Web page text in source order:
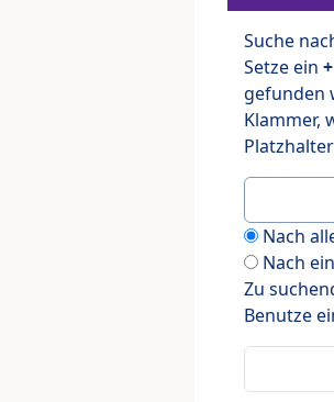
Suche
Setze ein +
gefunden
Klammer,
Nach
Nach
Zu
Benutze